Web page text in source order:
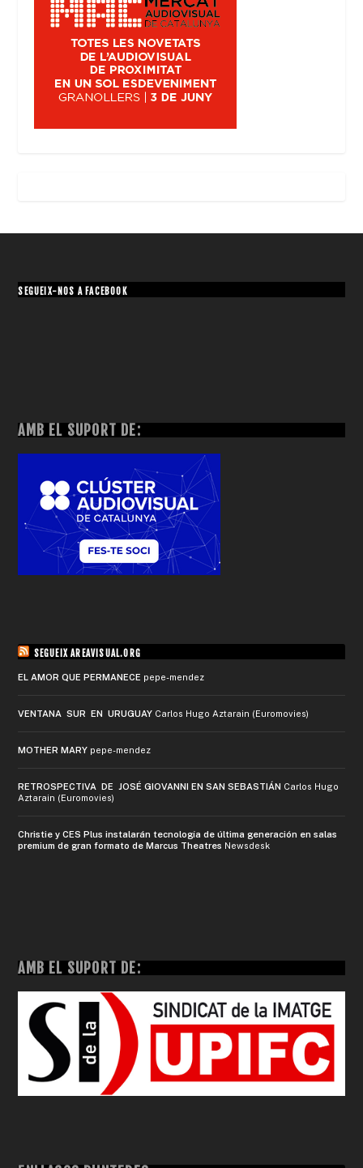
SEGUEIX-NOS A FACEBOOK
AMB EL SUPORT DE:
SEGUEIX AREAVISUAL.ORG
EL AMOR QUE PERMANECE pepe-mendez
VENTANA SUR EN URUGUAY Carlos Hugo Aztarain (Euromovies)
MOTHER MARY pepe-mendez
RETROSPECTIVA DE JOSÉ GIOVANNI EN SAN SEBASTIÁN Carlos Hugo
Aztarain (Euromovies)
Christie y CES Plus instalarán tecnología de última generación en salas
premium de gran formato de Marcus Theatres Newsdesk
AMB EL SUPORT DE: